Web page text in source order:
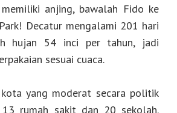
anjing, bawalah Fido ke
Decatur mengalami 201 hari
hujan 54 inci per tahun, jadi
sesuai cuaca.
yang moderat secara politik
13 rumah sakit dan 20 sekolah.